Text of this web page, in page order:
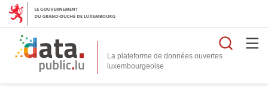
La plateforme de données ouvertes